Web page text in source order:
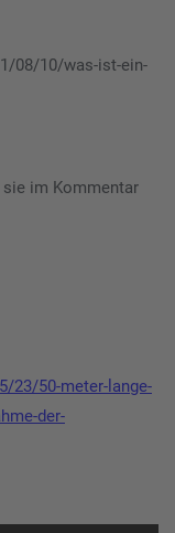
08/10/was-ist-ein-
im Kommentar
23/50-meter-lange-
der-